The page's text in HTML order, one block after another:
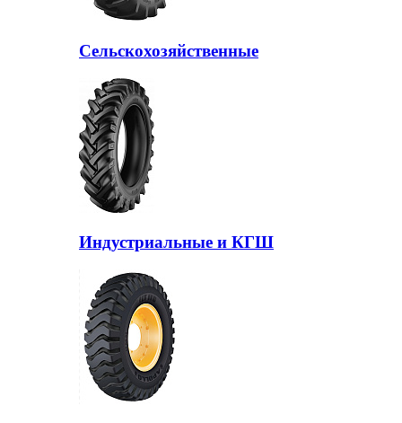
Сельскохозяйственные
Индустриальные и КГШ